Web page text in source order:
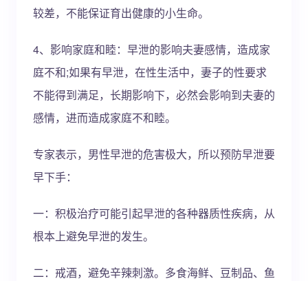
较差，不能保证育出健康的小生命。
4、影响家庭和睦：早泄的影响夫妻感情，造成家
庭不和;如果有早泄，在性生活中，妻子的性要求
不能得到满足，长期影响下，必然会影响到夫妻的
感情，进而造成家庭不和睦。
专家表示，男性早泄的危害极大，所以预防早泄要
早下手：
一：积极治疗可能引起早泄的各种器质性疾病，从
根本上避免早泄的发生。
二：戒酒，避免辛辣刺激。多食海鲜、豆制品、鱼